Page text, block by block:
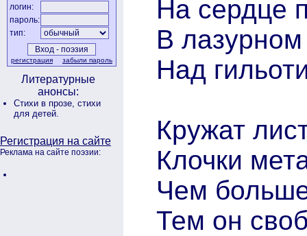
логин:
пароль:
тип:
регистрация забыли пароль
Литературные
анонсы:
Стихи в прозе, стихи
для детей.
Регистрация на сайте
Реклама на сайте поэзии:
На сердце
В
Над
Кружат
Клочки
Чем
Тем он